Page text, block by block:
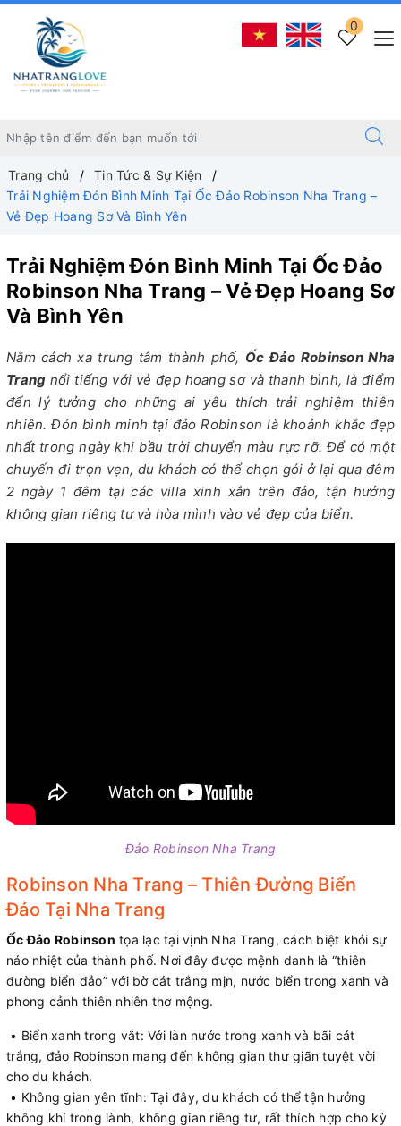
0
Trang chủ
Tin Tức & Sự Kiện
Trải Nghiệm Đón Bình Minh Tại Ốc Đảo Robinson Nha Trang –
Vẻ Đẹp Hoang Sơ Và Bình Yên
Trải Nghiệm Đón Bình Minh Tại Ốc Đảo
Robinson Nha Trang – Vẻ Đẹp Hoang Sơ
Và Bình Yên
Nằm cách xa trung tâm thành phố, Ốc Đảo Robinson Nha
Trang nổi tiếng với vẻ đẹp hoang sơ và thanh bình, là điểm
đến lý tưởng cho những ai yêu thích trải nghiệm thiên
nhiên. Đón bình minh tại đảo Robinson là khoảnh khắc đẹp
nhất trong ngày khi bầu trời chuyển màu rực rỡ. Để có một
chuyến đi trọn vẹn, du khách có thể chọn gói ở lại qua đêm
2 ngày 1 đêm tại các villa xinh xắn trên đảo, tận hưởng
không gian riêng tư và hòa mình vào vẻ đẹp của biển.
Đảo Robinson Nha Trang
Robinson Nha Trang – Thiên Đường Biển
Đảo Tại Nha Trang
Ốc Đảo Robinson tọa lạc tại vịnh Nha Trang, cách biệt khỏi sự
náo nhiệt của thành phố. Nơi đây được mệnh danh là “thiên
đường biển đảo” với bờ cát trắng mịn, nước biển trong xanh và
phong cảnh thiên nhiên thơ mộng.
• Biển xanh trong vắt: Với làn nước trong xanh và bãi cát
trắng, đảo Robinson mang đến không gian thư giãn tuyệt vời
cho du khách.
• Không gian yên tĩnh: Tại đây, du khách có thể tận hưởng
không khí trong lành, không gian riêng tư, rất thích hợp cho kỳ